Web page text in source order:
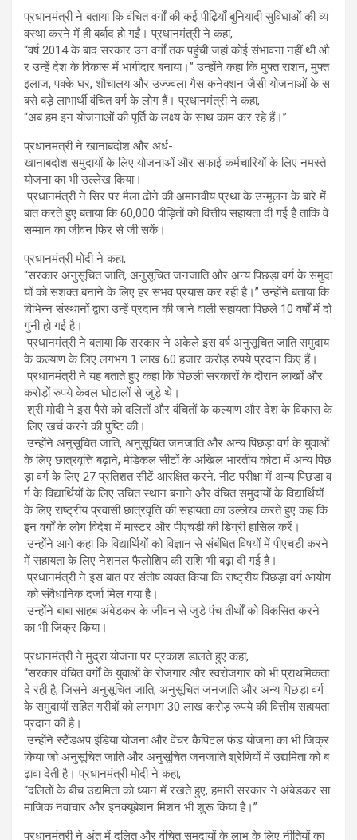
प्रधानमंत्री ने बताया कि वंचित वर्गों की कई पीढ़ियाँ बुनियादी सुविधाओं की व्य
वस्था करने में ही बर्बाद हो गईं। प्रधानमंत्री ने कहा,
“वर्ष 2014 के बाद सरकार उन वर्गों तक पहुंची जहां कोई संभावना नहीं थी औ
र उन्हें देश के विकास में भागीदार बनाया।” उन्होंने कहा कि मुफ्त राशन, मुफ्त
इलाज, पक्के घर, शौचालय और उज्ज्वला गैस कनेक्शन जैसी योजनाओं के स
बसे बड़े लाभार्थी वंचित वर्ग के लोग हैं। प्रधानमंत्री ने कहा,
“अब हम इन योजनाओं की पूर्ति के लक्ष्य के साथ काम कर रहे हैं।”
प्रधानमंत्री ने खानाबदोश और अर्ध-
खानाबदोश समुदायों के लिए योजनाओं और सफाई कर्मचारियों के लिए नमस्ते
योजना का भी उल्लेख किया।
प्रधानमंत्री ने सिर पर मैला ढोने की अमानवीय प्रथा के उन्मूलन के बारे में
बात करते हुए बताया कि 60,000 पीड़ितों को वित्तीय सहायता दी गई है ताकि वे
सम्मान का जीवन फिर से जी सकें।
प्रधानमंत्री मोदी ने कहा,
“सरकार अनुसूचित जाति, अनुसूचित जनजाति और अन्य पिछड़ा वर्ग के समुदा
यों को सशक्त बनाने के लिए हर संभव प्रयास कर रही है।” उन्होंने बताया कि
विभिन्न संस्थानों द्वारा उन्हें प्रदान की जाने वाली सहायता पिछले 10 वर्षों में दो
गुनी हो गई है।
प्रधानमंत्री ने बताया कि सरकार ने अकेले इस वर्ष अनुसूचित जाति समुदाय
के कल्याण के लिए लगभग 1 लाख 60 हजार करोड़ रुपये प्रदान किए हैं।
प्रधानमंत्री ने यह बताते हुए कहा कि पिछली सरकारों के दौरान लाखों और
करोड़ों रुपये केवल घोटालों से जुड़े थे।
श्री मोदी ने इस पैसे को दलितों और वंचितों के कल्याण और देश के विकास के
लिए खर्च करने की पुष्टि की।
उन्होंने अनुसूचित जाति, अनुसूचित जनजाति और अन्य पिछड़ा वर्ग के युवाओं
के लिए छात्रवृत्ति बढ़ाने, मेडिकल सीटों के अखिल भारतीय कोटा में अन्य पिछ
ड़ा वर्ग के लिए 27 प्रतिशत सीटें आरक्षित करने, नीट परीक्षा में अन्य पिछडा व
र्ग के विद्यार्थियों के लिए उचित स्थान बनाने और वंचित समुदायों के विद्यार्थियों
के लिए राष्ट्रीय प्रवासी छात्रवृत्ति की सहायता का उल्लेख करते हुए कह कि
इन वर्गों के लोग विदेश में मास्टर और पीएचडी की डिग्री हासिल करें।
उन्होंने आगे कहा कि विद्यार्थियों को विज्ञान से संबंधित विषयों में पीएचडी करने
में सहायता के लिए नेशनल फैलोशिप की राशि भी बढ़ा दी गई है।
प्रधानमंत्री ने इस बात पर संतोष व्यक्त किया कि राष्ट्रीय पिछड़ा वर्ग आयोग
को संवैधानिक दर्जा मिल गया है।
उन्होंने बाबा साहब अंबेडकर के जीवन से जुड़े पंच तीर्थों को विकसित करने
का भी जिक्र किया।
प्रधानमंत्री ने मुद्रा योजना पर प्रकाश डालते हुए कहा,
“सरकार वंचित वर्गों के युवाओं के रोजगार और स्वरोजगार को भी प्राथमिकता
दे रही है, जिसने अनुसूचित जाति, अनुसूचित जनजाति और अन्य पिछड़ा वर्ग
के समुदायों सहित गरीबों को लगभग 30 लाख करोड़ रुपये की वित्तीय सहायता
प्रदान की है।
उन्होंने स्टैंडअप इंडिया योजना और वेंचर कैपिटल फंड योजना का भी जिक्र
किया जो अनुसूचित जाति और अनुसूचित जनजाति श्रेणियों में उद्यमिता को ब
ढ़ावा देती है। प्रधानमंत्री मोदी ने कहा,
“दलितों के बीच उद्यमिता को ध्यान में रखते हुए, हमारी सरकार ने अंबेडकर सा
माजिक नवाचार और इनक्यूबेशन मिशन भी शुरू किया है।”
प्रधानमंत्री ने अंत में दलित और वंचित समुदायों के लाभ के लिए नीतियों का